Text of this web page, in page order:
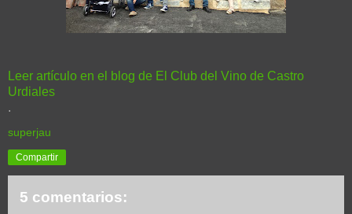
Leer artículo en el blog de El Club del Vino de Castro
Urdiales
.
superjau
Compartir
5 comentarios: